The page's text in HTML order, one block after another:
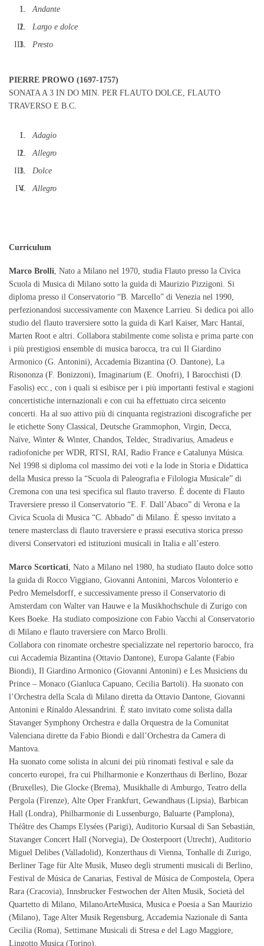
Andante
Largo e dolce
Presto
PIERRE PROWO (1697-1757)
SONATA A 3 IN DO MIN. PER FLAUTO DOLCE, FLAUTO
TRAVERSO E B.C.
Adagio
Allegro
Dolce
Allegro
Curriculum
Marco Brolli , Nato a Milano nel 1970, studia Flauto presso la Civica
Scuola di Musica di Milano sotto la guida di Maurizio Pizzigoni. Si
diploma presso il Conservatorio “B. Marcello” di Venezia nel 1990,
perfezionandosi successivamente con Maxence Larrieu. Si dedica poi allo
studio del flauto traversiere sotto la guida di Karl Kaiser, Marc Hantaï,
Marten Root e altri. Collabora stabilmente come solista e prima parte con
i più prestigiosi ensemble di musica barocca, tra cui Il Giardino
Armonico (G. Antonini), Accademia Bizantina (O. Dantone), La
Risononza (F. Bonizzoni), Imaginarium (E. Onofri), I Barocchisti (D.
Fasolis) ecc., con i quali si esibisce per i più importanti festival e stagioni
concertistiche internazionali e con cui ha effettuato circa seicento
concerti. Ha al suo attivo più di cinquanta registrazioni discografiche per
le etichette Sony Classical, Deutsche Grammophon, Virgin, Decca,
Naïve, Winter & Winter, Chandos, Teldec, Stradivarius, Amadeus e
radiofoniche per WDR, RTSI, RAI, Radio France e Catalunya Música.
Nel 1998 si diploma col massimo dei voti e la lode in Storia e Didattica
della Musica presso la “Scuola di Paleografia e Filologia Musicale” di
Cremona con una tesi specifica sul flauto traverso. È docente di Flauto
Traversiere presso il Conservatorio “E. F. Dall’Abaco” di Verona e la
Civica Scuola di Musica “C. Abbado” di Milano. È spesso invitato a
tenere masterclass di flauto traversiere e prassi esecutiva storica presso
diversi Conservatori ed istituzioni musicali in Italia e all’estero.
Marco Scorticati , Nato a Milano nel 1980, ha studiato flauto dolce sotto
la guida di Rocco Viggiano, Giovanni Antonini, Marcos Volonterio e
Pedro Memelsdorff, e successivamente presso il Conservatorio di
Amsterdam con Walter van Hauwe e la Musikhochschule di Zurigo con
Kees Boeke. Ha studiato composizione con Fabio Vacchi al Conservatorio
di Milano e flauto traversiere con Marco Brolli.
Collabora con rinomate orchestre specializzate nel repertorio barocco, fra
cui Accademia Bizantina (Ottavio Dantone), Europa Galante (Fabio
Biondi), Il Giardino Armonico (Giovanni Antonini) e Les Musiciens du
Prince – Monaco (Gianluca Capuano, Cecilia Bartoli). Ha suonato con
l’Orchestra della Scala di Milano diretta da Ottavio Dantone, Giovanni
Antonini e Rinaldo Alessandrini. È stato invitato come solista dalla
Stavanger Symphony Orchestra e dalla Orquestra de la Comunitat
Valenciana dirette da Fabio Biondi e dall’Orchestra da Camera di
Mantova.
Ha suonato come solista in alcuni dei più rinomati festival e sale da
concerto europei, fra cui Philharmonie e Konzerthaus di Berlino, Bozar
(Bruxelles), Die Glocke (Brema), Musikhalle di Amburgo, Teatro della
Pergola (Firenze), Alte Oper Frankfurt, Gewandhaus (Lipsia), Barbican
Hall (Londra), Philharmonie di Lussenburgo, Baluarte (Pamplona),
Théâtre des Champs Elysées (Parigi), Auditorio Kursaal di San Sebastián,
Stavanger Concert Hall (Norvegia), De Oosterpoort (Utrecht), Auditorio
Miguel Delibes (Valladolid), Konzerthaus di Vienna, Tonhalle di Zurigo,
Berliner Tage für Alte Musik, Museo degli strumenti musicali di Berlino,
Festival de Música de Canarias, Festival de Música de Compostela, Opera
Rara (Cracovia), Innsbrucker Festwochen der Alten Musik, Società del
Quartetto di Milano, MilanoArteMusica, Musica e Poesia a San Maurizio
(Milano), Tage Alter Musik Regensburg, Accademia Nazionale di Santa
Cecilia (Roma), Settimane Musicali di Stresa e del Lago Maggiore,
Lingotto Musica (Torino).